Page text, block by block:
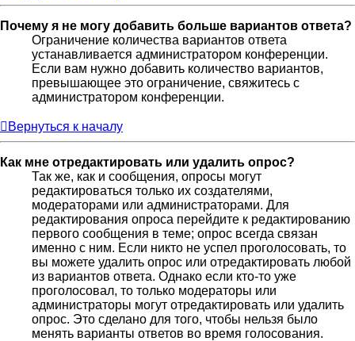
Почему я не могу добавить больше вариантов ответа?
Ограничение количества вариантов ответа
устанавливается администратором конференции.
Если вам нужно добавить количество вариантов,
превышающее это ограничение, свяжитесь с
администратором конференции.
Вернуться к началу
Как мне отредактировать или удалить опрос?
Так же, как и сообщения, опросы могут
редактироваться только их создателями,
модераторами или администраторами. Для
редактирования опроса перейдите к редактированию
первого сообщения в теме; опрос всегда связан
именно с ним. Если никто не успел проголосовать, то
вы можете удалить опрос или отредактировать любой
из вариантов ответа. Однако если кто-то уже
проголосовал, то только модераторы или
администраторы могут отредактировать или удалить
опрос. Это сделано для того, чтобы нельзя было
менять варианты ответов во время голосования.